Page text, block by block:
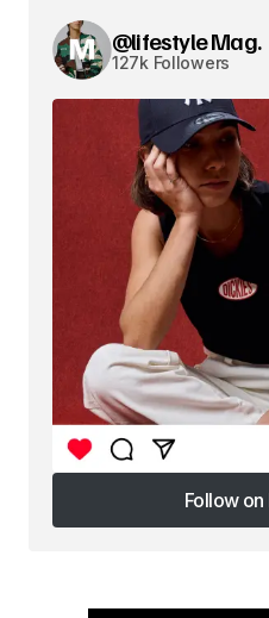
@lifestyle Mag.
127k Followers
Follow on
Follow on